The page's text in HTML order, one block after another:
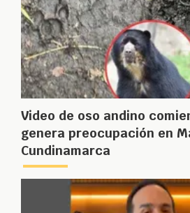
Video de oso andino
genera preocupación en
Cundinamarca